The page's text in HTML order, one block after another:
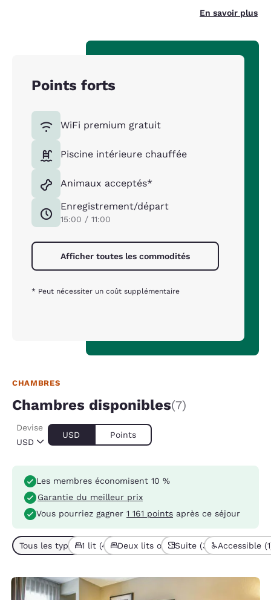
En savoir plus
Points forts
WiFi premium gratuit
Piscine intérieure chauffée
Animaux acceptés*
Enregistrement/départ
15:00 / 11:00
Afficher toutes les commodités
* Peut nécessiter un coût supplémentaire
CHAMBRES
Chambres disponibles(7)
USD
Devise
USD Points
Les membres économisent 10 %
Garantie du meilleur prix
Vous pourriez gagner 1 161 points après ce séjour
Tous les types de chambres (7)
1 lit (4) Deux lits ou plus (3)
Suite (3) Accessible